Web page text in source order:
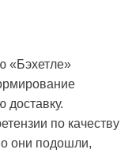
«Бэхетле»
доставку.
по качеству
они подошли,